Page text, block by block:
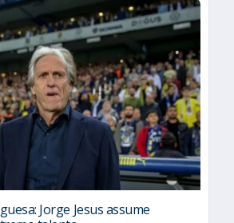
Jorge Jesus assume